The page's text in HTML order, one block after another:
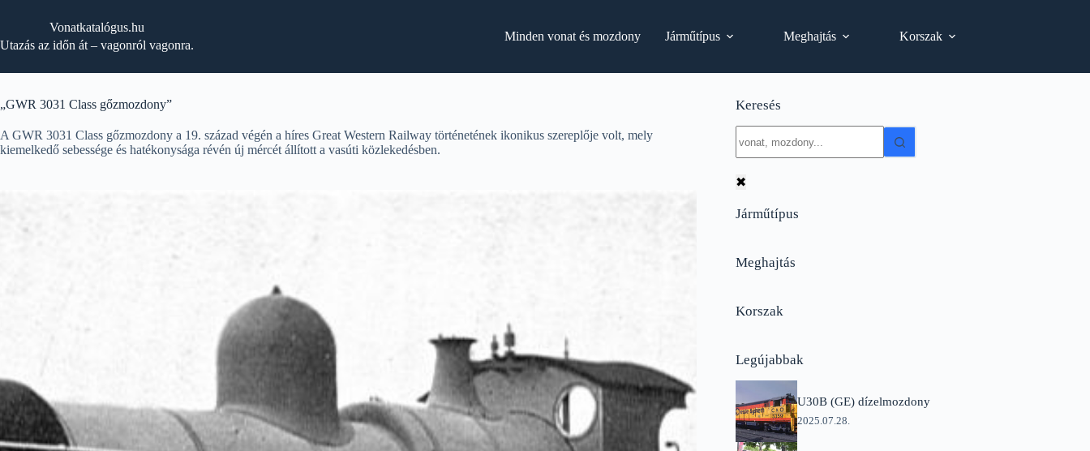
Vonatkatalógus.hu
Utazás az időn át – vagonról vagonra.
Minden vonat és mozdony Járműtípus Meghajtás Korszak
„GWR 3031 Class gőzmozdony”
A GWR 3031 Class gőzmozdony a 19. század végén a híres Great Western Railway történetének ikonikus szereplője volt, mely
kiemelkedő sebessége és hatékonysága révén új mércét állított a vasúti közlekedésben.
Keresés
results
✖
Járműtípus
Meghajtás
Korszak
Legújabbak
U30B (GE) dízelmozdony
2025.07.28.